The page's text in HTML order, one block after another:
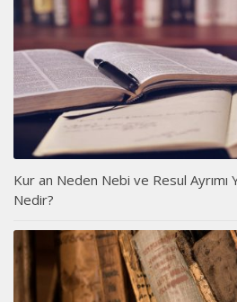
Kur an Neden Nebi ve Resul Ayrımı
Nedir?